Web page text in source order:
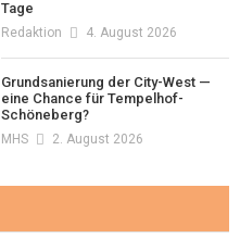
Tage
Redaktion 4. August 2026
Grundsanierung der City-West —
eine Chance für Tempelhof-
Schöneberg?
MHS 2. August 2026